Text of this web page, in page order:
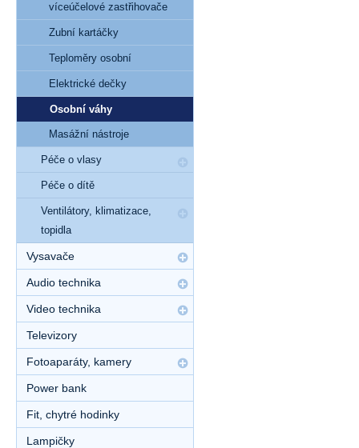
víceúčelové zastřihovače
Zubní kartáčky
Teploměry osobní
Elektrické dečky
Osobní váhy
Masážní nástroje
Péče o vlasy
Péče o dítě
Ventilátory, klimatizace,
topidla
Vysavače
Audio technika
Video technika
Televizory
Fotoaparáty, kamery
Power bank
Fit, chytré hodinky
Lampičky